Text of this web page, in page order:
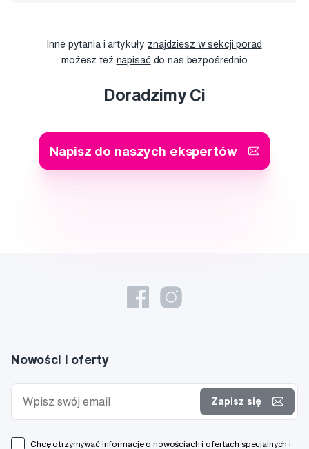
Inne pytania i artykuły znajdziesz w sekcji porad
możesz też napisać do nas bezpośrednio
Doradzimy Ci
Napisz do naszych ekspertów
Nowości i oferty
Zapisz się
Chcę otrzymywać informacje o nowościach i ofertach specjalnych i